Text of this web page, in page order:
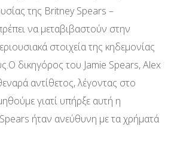
της Britney Spears –
να μεταβιβαστούν στην
στοιχεία της κηδεμονίας
δικηγόρος του Jamie Spears, Alex
αντίθετος, λέγοντας στο
γιατί υπήρξε αυτή η
ήταν ανεύθυνη με τα χρήματά